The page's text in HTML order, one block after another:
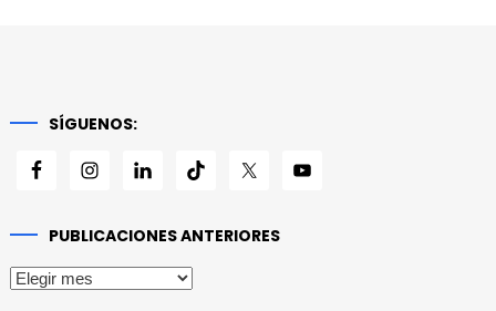
SÍGUENOS:
PUBLICACIONES ANTERIORES
Publicaciones